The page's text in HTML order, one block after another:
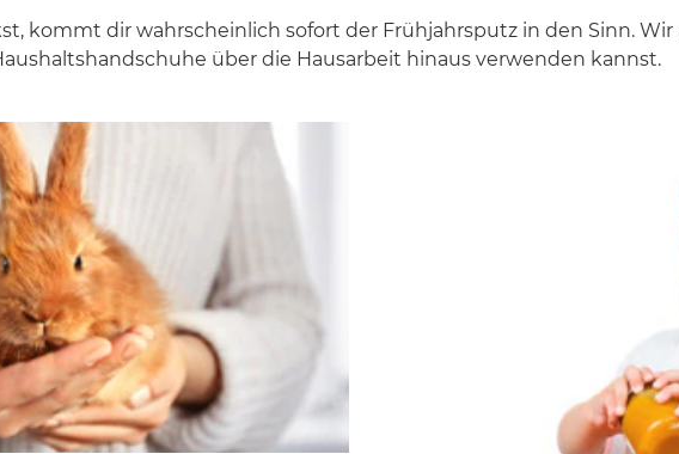
kommt dir wahrscheinlich sofort der Frühjahrsputz in den Sinn.
über die Hausarbeit hinaus verwenden kannst.